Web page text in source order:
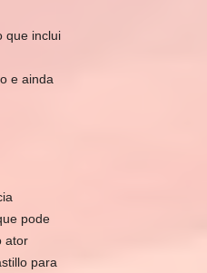
que inclui
e ainda
pode
ator
para